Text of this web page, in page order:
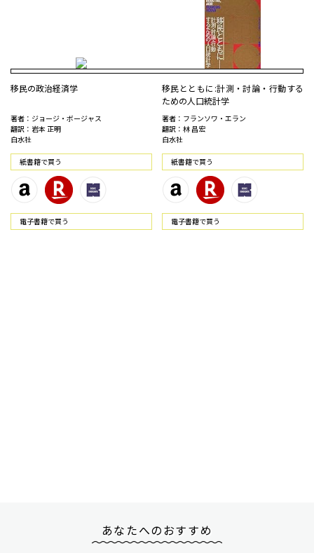
移民の政治経済学
著者：ジョージ・ボージャス
翻訳：岩本 正明
白水社
紙書籍で買う
電⼦書籍で買う
移民とともに:計測・討論・行動する
ための人口統計学
著者：フランソワ・エラン
翻訳：林 昌宏
白水社
紙書籍で買う
電⼦書籍で買う
あなたへのおすすめ